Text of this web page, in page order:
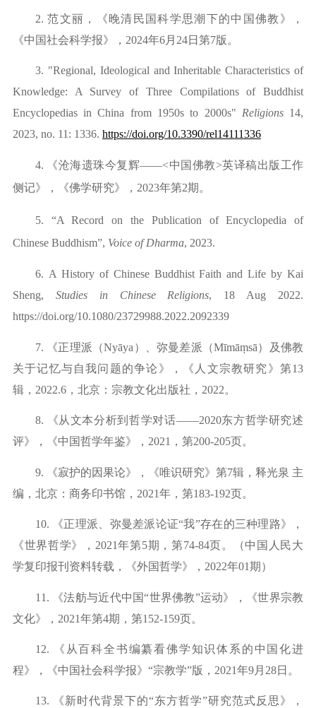
2.范文丽，《晚清民国科学思潮下的中国佛教》，
《中国社会科学报》， 2024年6月24日第7版。
3. "Regional, Ideological and Inheritable Characteristics of
Knowledge: A Survey of Three Compilations of Buddhist
Encyclopedias in China from 1950s to 2000s" Religions14,
2023, no. 11: 1336. https://doi.org/10.3390/rel14111336
4. 《沧海遗珠今复辉——<中国佛教>英译稿出版工作
侧记》
，《佛学研究》， 2023年第2期。
5. “A Record on the Publication of Encyclopedia of
Chinese Buddhism”, Voice of Dharma, 2023.
6. A History of Chinese Buddhist Faith and Life by Kai
Sheng, Studies in Chinese Religions, 18 Aug 2022.
https://doi.org/10.1080/23729988.2022.2092339
7. 《正理派（Nyāya ）、弥曼差派（Mīmāṃsā）及佛教
关于记忆与自我问题的争论》，《人文宗教研究》第13
辑， 2022.6，北京：宗教文化出版社， 2022。
8. 《从文本分析到哲学对话——2020东方哲学研究述
评》，《中国哲学年鉴》，2021， 第200-205页。
9. 《寂护的因果论》，《唯识研究》第7辑，释光泉 主
编，北京：商务印书馆， 2021年，第183-192页。
10. 《正理派、弥曼差派论证“我”存在的三种理路》，
《世界哲学》， 2021年第5期，第74-84页。（中国人民大
学复印报刊资料转载，《外国哲学》， 2022年01期）
11. 《法舫与近代中国“世界佛教”运动》，《世界宗教
文化》， 2021年第4期，第152-159页。
12.
《从百科全书编纂看佛学知识体系的中国化进
程》，《中国社会科学报》 “宗教学”版， 2021年9月 28日。
13. 《新时代背景下的“东方哲学”研究范式反思》，